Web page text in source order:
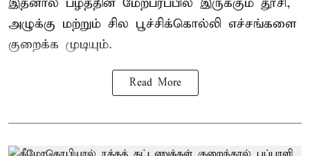
அழுக்கு மற்றும் சில பூச்சிக்கொல்லி எச்சங்களை
குறைக்க முடியும்.
Read More